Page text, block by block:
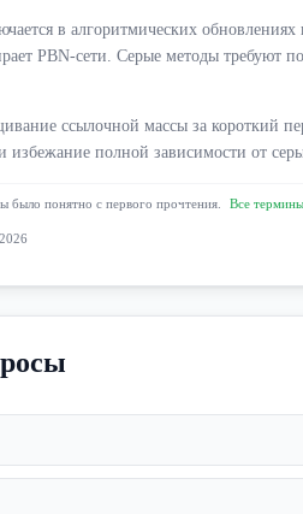
в алгоритмических
PBN-сети. Серые методы требуют
ссылочной массы за короткий
полной зависимости от
понятно с первого прочтения. Все